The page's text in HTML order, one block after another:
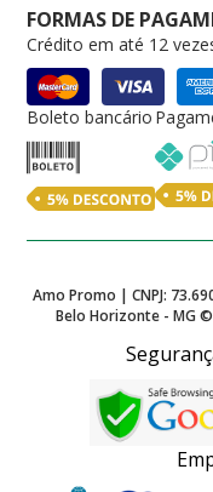
FORMAS DE
Crédito em até 12
Boleto bancário
Amo Promo | CNPJ:
Belo Horizonte - MG ©